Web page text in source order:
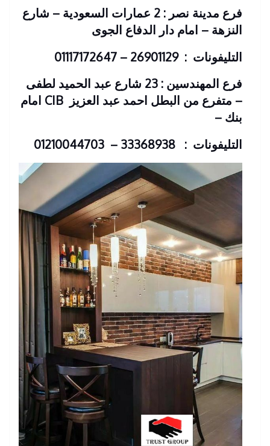
فرع مدينة نصر : 2 عمارات السعودية – شارع
النزهة – امام دار الدفاع الجوى
التليفونات : 26901129 – 01117172647
فرع المهندسين : 23 شارع عبد الحميد لطفى
– متفرع من البطل احمد عبد العزيز
CIB امام
بنك –
التليفونات : 33368938 – 01210044703